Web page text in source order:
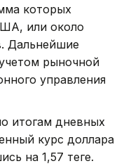
которых
или около
Дальнейшие
рыночной
управления
итогам дневных
курс доллара
на 1,57 теңге.